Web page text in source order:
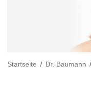
Startseite Dr. Baumann